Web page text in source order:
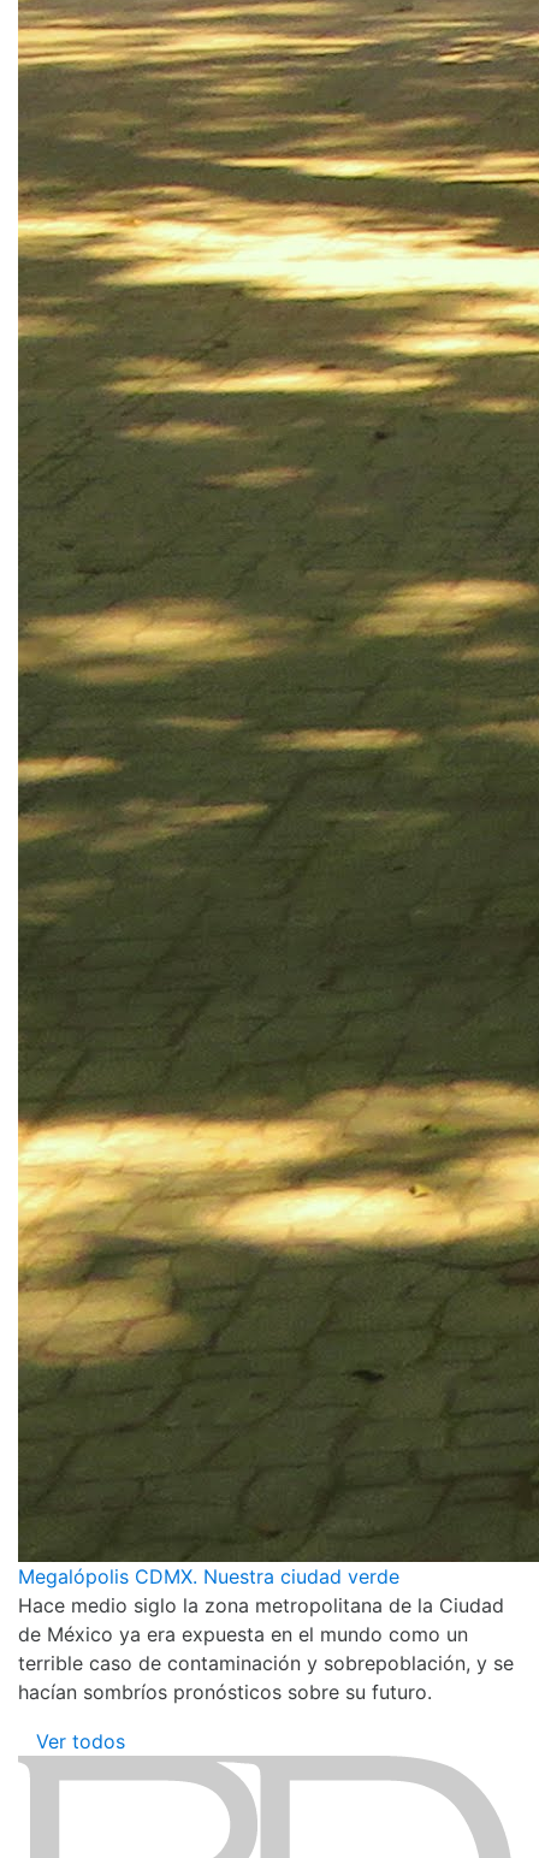
Megalópolis CDMX. Nuestra ciudad verde
Hace medio siglo la zona metropolitana de la Ciudad
de México ya era expuesta en el mundo como un
terrible caso de contaminación y sobrepoblación, y se
hacían sombríos pronósticos sobre su futuro.
Ver todos